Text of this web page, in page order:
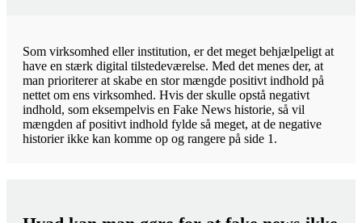
Som virksomhed eller institution, er det meget behjælpeligt at
have en stærk digital tilstedeværelse. Med det menes der, at
man prioriterer at skabe en stor mængde positivt indhold på
nettet om ens virksomhed. Hvis der skulle opstå negativt
indhold, som eksempelvis en Fake News historie, så vil
mængden af positivt indhold fylde så meget, at de negative
historier ikke kan komme op og rangere på side 1.